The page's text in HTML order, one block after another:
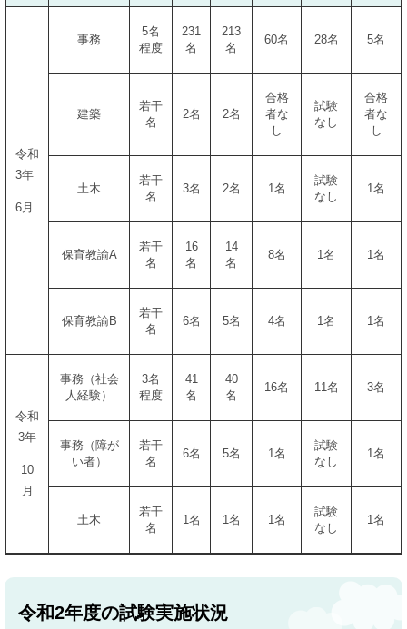
令和
3年
6月
事務
5名
程度
231
名
213
名
60名 28名 5名
建築
若干
名
2名 2名
合格
者な
し
試験
なし
合格
者な
し
土木
若干
名
3名 2名 1名
試験
なし
1名
保育教諭A
若干
名
16
名
14
名
8名 1名 1名
保育教諭B
若干
名
6名 5名 4名 1名 1名
令和
3年
10
月
事務（社会
人経験）
3名
程度
41
名
40
名
16名 11名 3名
事務（障が
い者）
若干
名
6名 5名 1名
試験
なし
1名
土木
若干
名
1名 1名 1名
試験
なし
1名
令和2年度の試験実施状況